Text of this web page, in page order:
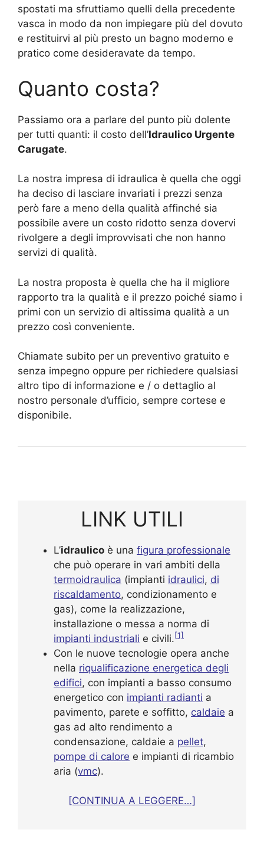
spostati ma sfruttiamo quelli della precedente
vasca in modo da non impiegare più del dovuto
e restituirvi al più presto un bagno moderno e
pratico come desideravate da tempo.
Quanto costa?
Passiamo ora a parlare del punto più dolente
per tutti quanti: il costo dell’Idraulico Urgente
Carugate.
La nostra impresa di idraulica è quella che oggi
ha deciso di lasciare invariati i prezzi senza
però fare a meno della qualità affinché sia
possibile avere un costo ridotto senza dovervi
rivolgere a degli improvvisati che non hanno
servizi di qualità.
La nostra proposta è quella che ha il migliore
rapporto tra la qualità e il prezzo poiché siamo i
primi con un servizio di altissima qualità a un
prezzo così conveniente.
Chiamate subito per un preventivo gratuito e
senza impegno oppure per richiedere qualsiasi
altro tipo di informazione e / o dettaglio al
nostro personale d’ufficio, sempre cortese e
disponibile.
LINK UTILI
L’idraulico è una figura professionale
che può operare in vari ambiti della
termoidraulica (impianti idraulici, di
riscaldamento, condizionamento e
gas), come la realizzazione,
installazione o messa a norma di
impianti industriali e civili.[1]
Con le nuove tecnologie opera anche
nella riqualificazione energetica degli
edifici, con impianti a basso consumo
energetico con impianti radianti a
pavimento, parete e soffitto, caldaie a
gas ad alto rendimento a
condensazione, caldaie a pellet,
pompe di calore e impianti di ricambio
aria (vmc).
[CONTINUA A LEGGERE…]